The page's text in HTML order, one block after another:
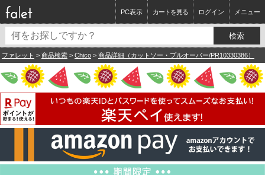
ログイン メニュー
カートを見る
PC表示
ファレット > 商品検索 > Chico > 商品詳細（カットソー・プルオーバー/PR10330386）